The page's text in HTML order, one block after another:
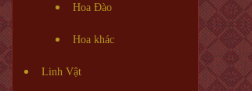
Hoa Đào
Hoa khác
Linh Vật